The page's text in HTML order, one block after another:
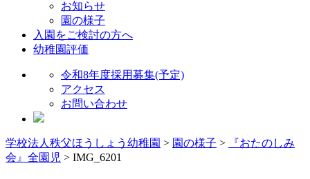
お知らせ
園の様子
入園をご検討の方へ
幼稚園評価
令和8年度採用募集(予定)
アクセス
お問い合わせ
学校法人秩父ほうしょう幼稚園 > 園の様子 >
『おたのしみ
会』全園児 > IMG_6201